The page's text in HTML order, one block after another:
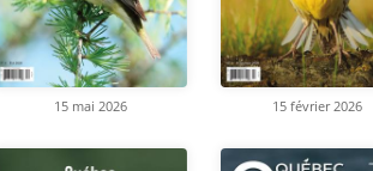
15 mai 2026 15 février 2026